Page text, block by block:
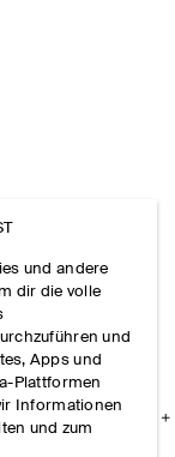
und andere
dir die volle
und
Apps und
Plattformen
Informationen
und zum